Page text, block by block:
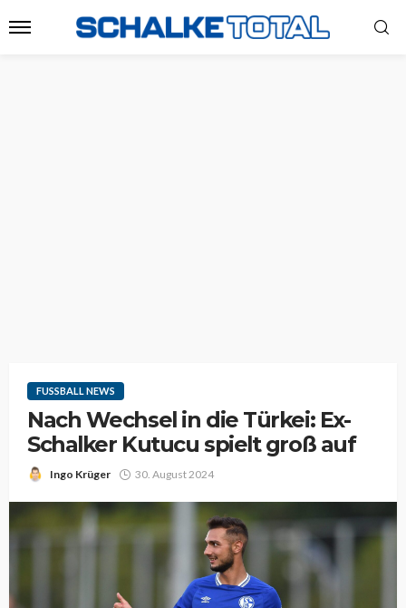
FUSSBALL NEWS
Nach Wechsel in die Türkei: Ex-
Schalker Kutucu spielt groß auf
Ingo Krüger 30. August 2024